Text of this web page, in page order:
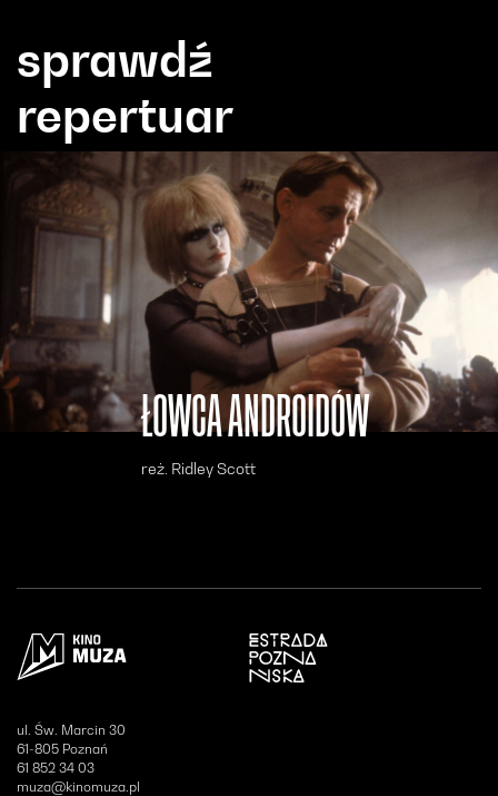
ŁOWCA ANDROIDÓW
reż. Ridley Scott
sprawdź
repertuar
Otwiera się w nowym oknie
ul. Św. Marcin 30
61-805 Poznań
61 852 34 03
muza@kinomuza.pl